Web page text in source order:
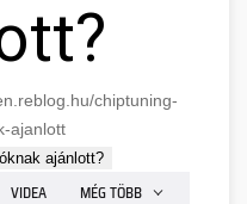
chiptuning-
ajanlott
ajánlott?